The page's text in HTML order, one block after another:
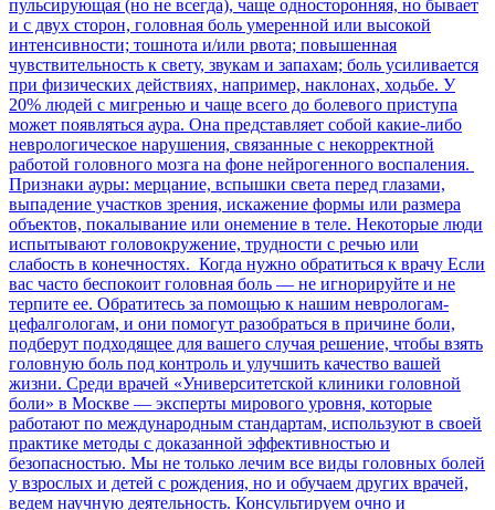
пульсирующая (но не всегда), чаще односторонняя, но бывает
и с двух сторон, головная боль умеренной или высокой
интенсивности; тошнота и/или рвота; повышенная
чувствительность к свету, звукам и запахам; боль усиливается
при физических действиях, например, наклонах, ходьбе. У
20% людей с мигренью и чаще всего до болевого приступа
может появляться аура. Она представляет собой какие-либо
неврологическое нарушения, связанные с некорректной
работой головного мозга на фоне нейрогенного воспаления.
Признаки ауры: мерцание, вспышки света перед глазами,
выпадение участков зрения, искажение формы или размера
объектов, покалывание или онемение в теле. Некоторые люди
испытывают головокружение, трудности с речью или
слабость в конечностях. Когда нужно обратиться к врачу Если
вас часто беспокоит головная боль — не игнорируйте и не
терпите ее. Обратитесь за помощью к нашим неврологам-
цефалгологам, и они помогут разобраться в причине боли,
подберут подходящее для вашего случая решение, чтобы взять
головную боль под контроль и улучшить качество вашей
жизни. Среди врачей «Университетской клиники головной
боли» в Москве — эксперты мирового уровня, которые
работают по международным стандартам, используют в своей
практике методы с доказанной эффективностью и
безопасностью. Мы не только лечим все виды головных болей
у взрослых и детей с рождения, но и обучаем других врачей,
ведем научную деятельность. Консультируем очно и